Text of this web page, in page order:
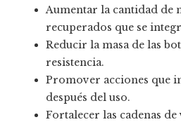
Aumentar la cantidad de
recuperados que se
Reducir la masa de las
resistencia.
Promover acciones que
después del uso.
Fortalecer las cadenas